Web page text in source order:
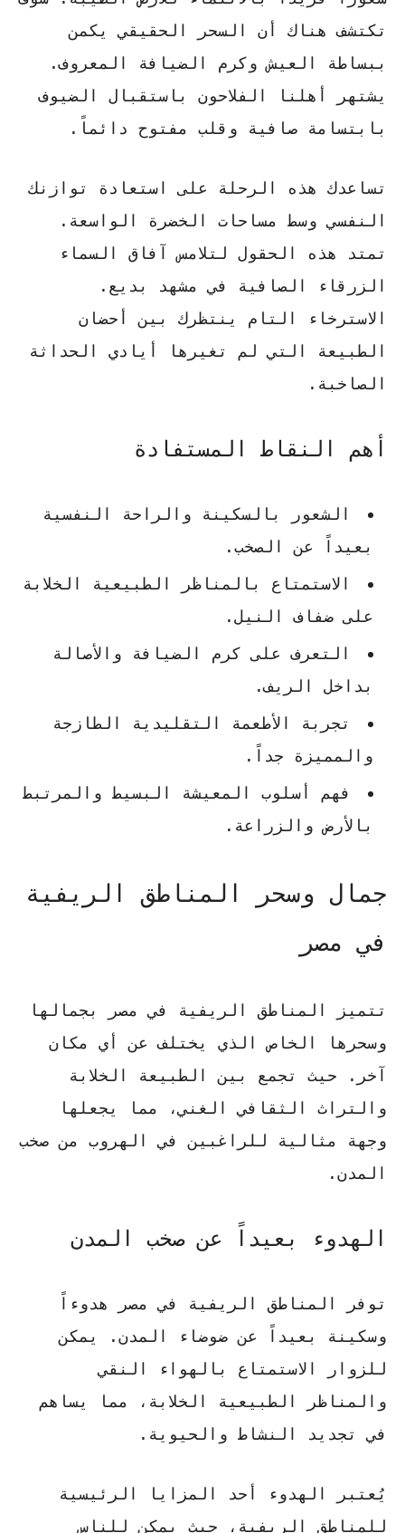
تكتشف هناك أن السحر الحقيقي يكمن
ببساطة العيش وكرم الضيافة المعروف.
يشتهر أهلنا الفلاحون باستقبال الضيوف
بابتسامة صافية وقلب مفتوح دائماً.
تساعدك هذه الرحلة على استعادة توازنك
النفسي وسط مساحات الخضرة الواسعة.
تمتد هذه الحقول لتلامس آفاق السماء
الزرقاء الصافية في مشهد بديع.
الاسترخاء التام ينتظرك بين أحضان
الطبيعة التي لم تغيرها أيادي الحداثة
الصاخبة.
أهم النقاط المستفادة
الشعور بالسكينة والراحة النفسية
بعيداً عن الصخب.
الاستمتاع بالمناظر الطبيعية الخلابة
على ضفاف النيل.
التعرف على كرم الضيافة والأصالة
بداخل الريف.
تجربة الأطعمة التقليدية الطازجة
والمميزة جداً.
فهم أسلوب المعيشة البسيط والمرتبط
بالأرض والزراعة.
جمال وسحر المناطق الريفية
في مصر
تتميز المناطق الريفية في مصر
بجمالها
وسحرها الخاص الذي يختلف عن أي مكان
آخر. حيث تجمع بين الطبيعة الخلابة
والتراث الثقافي الغني، مما يجعلها
وجهة مثالية للراغبين في الهروب من صخب
المدن.
الهدوء بعيداً عن صخب المدن
توفر المناطق الريفية في مصر
هدوءاً
وسكينة بعيداً عن ضوضاء المدن. يمكن
للزوار الاستمتاع بالهواء النقي
والمناظر الطبيعية الخلابة، مما يساهم
في تجديد النشاط والحيوية.
يُعتبر الهدوء أحد المزايا الرئيسية
للمناطق الريفية، حيث يمكن للناس